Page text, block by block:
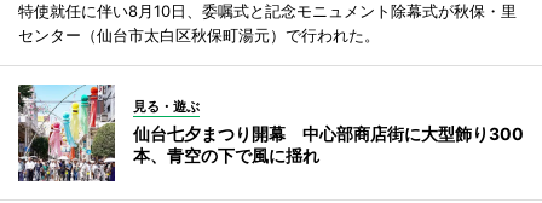
特使就任に伴い8月10日、委嘱式と記念モニュメント除幕式が秋保・里
センター（仙台市太白区秋保町湯元）で行われた。
見る・遊ぶ
仙台七夕まつり開幕 中心部商店街に大型飾り300
本、青空の下で風に揺れ